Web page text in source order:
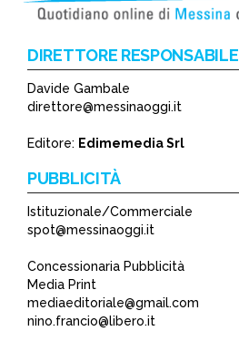
*
DIRETTORE RESPONSABILE
Davide Gambale
direttore@messinaoggi.it
Editore: Edimemedia Srl
PUBBLICITÀ
Istituzionale/Commerciale
spot@messinaoggi.it
Concessionaria Pubblicità
Media Print
mediaeditoriale@gmail.com
nino.francio@libero.it